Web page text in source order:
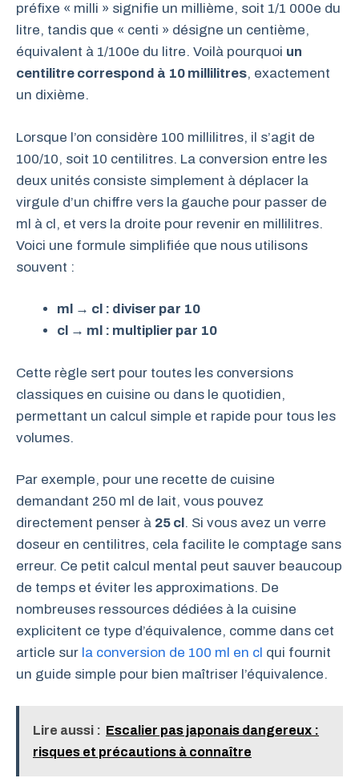
préfixe « milli » signifie un millième, soit 1/1 000e du
litre, tandis que « centi » désigne un centième,
équivalent à 1/100e du litre. Voilà pourquoi un
centilitre correspond à 10 millilitres, exactement
un dixième.
Lorsque l’on considère 100 millilitres, il s’agit de
100/10, soit 10 centilitres. La conversion entre les
deux unités consiste simplement à déplacer la
virgule d’un chiffre vers la gauche pour passer de
ml à cl, et vers la droite pour revenir en millilitres.
Voici une formule simplifiée que nous utilisons
souvent :
ml → cl : diviser par 10
cl → ml : multiplier par 10
Cette règle sert pour toutes les conversions
classiques en cuisine ou dans le quotidien,
permettant un calcul simple et rapide pour tous les
volumes.
Par exemple, pour une recette de cuisine
demandant 250 ml de lait, vous pouvez
directement penser à 25 cl. Si vous avez un verre
doseur en centilitres, cela facilite le comptage sans
erreur. Ce petit calcul mental peut sauver beaucoup
de temps et éviter les approximations. De
nombreuses ressources dédiées à la cuisine
explicitent ce type d’équivalence, comme dans cet
article sur la conversion de 100 ml en cl qui fournit
un guide simple pour bien maîtriser l’équivalence.
Lire aussi : Escalier pas japonais dangereux :
risques et précautions à connaître